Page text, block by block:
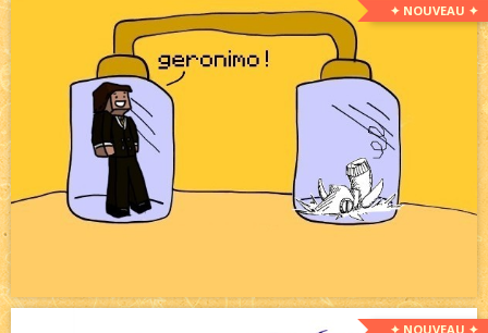
✦ NOUVEAU ✦
✦ NOUVEAU ✦